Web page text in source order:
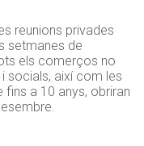
reunions privades
setmanes de
els comerços no
socials, així com les
a 10 anys, obriran